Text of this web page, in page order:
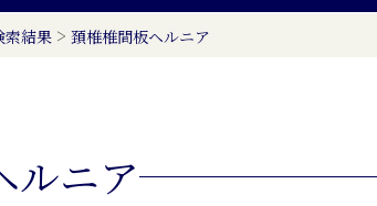
索結果 > 頚椎椎間板ヘルニア
ルニア